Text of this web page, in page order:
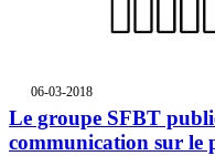
06-03-2018
Le groupe SFBT
communication sur le